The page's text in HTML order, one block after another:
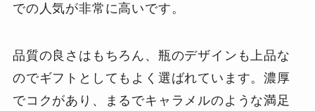
での人気が非常に高いです。
品質の良さはもちろん、瓶のデザインも上品な
のでギフトとしてもよく選ばれています。濃厚
でコクがあり、まるでキャラメルのような満足